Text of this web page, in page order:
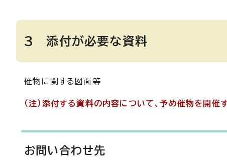
3 添付が必要な資料
催物に関する図面等
（注）添付する資料の内容について、予め催物を開催
お問い合わせ先